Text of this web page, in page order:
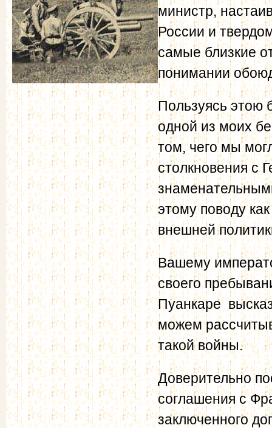
министр,
России и
самые близкие
понимании
Пользуясь этою
одной из моих
том, чего мы
столкновения с
этому поводу
внешней
Вашему
своего
Пуанкаре
можем
такой войны.
Доверительно
соглашения с
заключенного